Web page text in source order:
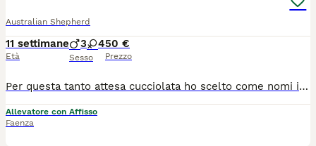
Australian Shepherd
11 settimane
Età
3 4
Sesso
50 €
Prezzo
Per questa tanto attesa cucciolata ho scelto come nomi i titoli delle canzoni di Enya che era un tema che mi è sempre piaciuto. I genitori sono testati per le patologie di razza e hanno un bellissimo carattere. La mamma Alhena è cresciuta con noi ed è una piccola maestrina, molto accudente con i cuccioli, ben inserita nel branco e ah fatto ogni esperienza possibile. Il papà Narsil è nato qui ed è figlio di due cani con un super carattere che hanno passato a lui. Cerchiamo per loro delle famiglie consapevoli e che possano sviluppare le loro caratteristiche di razza. E' l'unica cucciolata che nascerà quest'anno quindi selezionerò i proprietari in modo accurato. Sono 4 femminucce e 3 maschietti. La mamma è testata per displasia dell'anca e del gomito all'età di due anni a completa crescita. Idem il padre. I cuccioli verranno ceduti con libretto sanitario, sverminazioni, vaccinazione eptavalente, microchip inseritoe verrà richiesto per ognuno il pedigree.
Allevatore con Affisso
Faenza